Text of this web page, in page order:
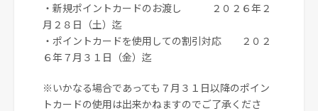
・新規ポイントカードのお渡し ２０２６年２
月２８日（土）迄
・ポイントカードを使用しての割引対応 ２０２
６年７月３１日（金）迄
※いかなる場合であっても７月３１日以降のポイン
トカードの使用は出来かねますのでご了承くださ